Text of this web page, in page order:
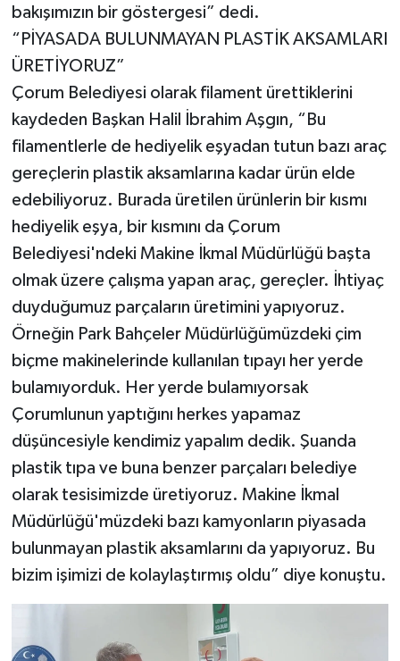
bakışımızın bir göstergesi” dedi.
“PİYASADA BULUNMAYAN PLASTİK AKSAMLARI
ÜRETİYORUZ”
Çorum Belediyesi olarak filament ürettiklerini
kaydeden Başkan Halil İbrahim Aşgın, “Bu
filamentlerle de hediyelik eşyadan tutun bazı araç
gereçlerin plastik aksamlarına kadar ürün elde
edebiliyoruz. Burada üretilen ürünlerin bir kısmı
hediyelik eşya, bir kısmını da Çorum
Belediyesi'ndeki Makine İkmal Müdürlüğü başta
olmak üzere çalışma yapan araç, gereçler. İhtiyaç
duyduğumuz parçaların üretimini yapıyoruz.
Örneğin Park Bahçeler Müdürlüğümüzdeki çim
biçme makinelerinde kullanılan tıpayı her yerde
bulamıyorduk. Her yerde bulamıyorsak
Çorumlunun yaptığını herkes yapamaz
düşüncesiyle kendimiz yapalım dedik. Şuanda
plastik tıpa ve buna benzer parçaları belediye
olarak tesisimizde üretiyoruz. Makine İkmal
Müdürlüğü'müzdeki bazı kamyonların piyasada
bulunmayan plastik aksamlarını da yapıyoruz. Bu
bizim işimizi de kolaylaştırmış oldu” diye konuştu.